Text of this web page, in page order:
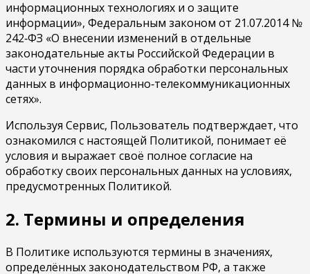
информационных технологиях и о защите
информации», Федеральным законом от 21.07.2014 №
242‑ФЗ «О внесении изменений в отдельные
законодательные акты Российской Федерации в
части уточнения порядка обработки персональных
данных в информационно‑телекоммуникационных
сетях».
Используя Сервис, Пользователь подтверждает, что
ознакомился с настоящей Политикой, понимает её
условия и выражает своё полное согласие на
обработку своих персональных данных на условиях,
предусмотренных Политикой.
2. Термины и определения
В Политике используются термины в значениях,
определённых законодательством РФ, а также